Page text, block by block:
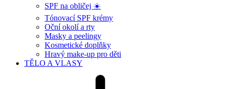
SPF na obličej ☀️
Tónovací SPF krémy
Oční okolí a rty
Masky a peelingy
Kosmetické doplňky
Hravý make-up pro děti
TĚLO A VLASY